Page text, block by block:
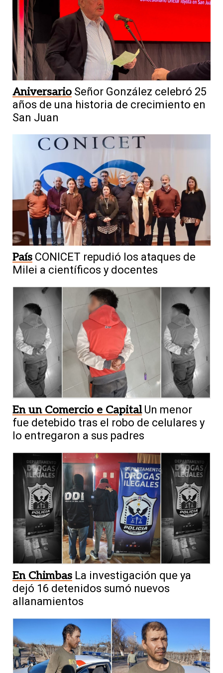
Aniversario Señor González celebró 25
años de una historia de crecimiento en
San Juan
País CONICET repudió los ataques de
Milei a científicos y docentes
En un Comercio e Capital Un menor
fue detebido tras el robo de celulares y
lo entregaron a sus padres
En Chimbas La investigación que ya
dejó 16 detenidos sumó nuevos
allanamientos